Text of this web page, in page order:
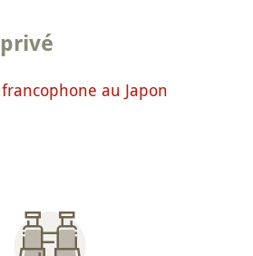
au Japon